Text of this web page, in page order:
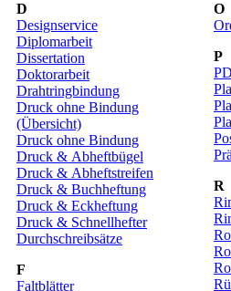
D
Designservice
Diplomarbeit
Dissertation
Doktorarbeit
Drahtringbindung
Druck ohne Bindung
(Übersicht)
Druck ohne Bindung
Druck & Abheftbügel
Druck & Abheftstreifen
Druck & Buchheftung
Druck & Eckheftung
Druck & Schnellhefter
Durchschreibsätze
F
Faltblätter
O
P
R